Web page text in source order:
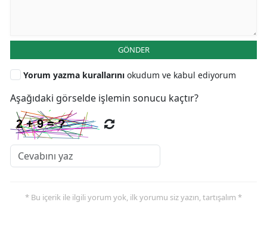
GÖNDER
Yorum yazma kurallarını okudum ve kabul ediyorum
Aşağıdaki görselde işlemin sonucu kaçtır?
* Bu içerik ile ilgili yorum yok, ilk yorumu siz yazın, tartışalım *